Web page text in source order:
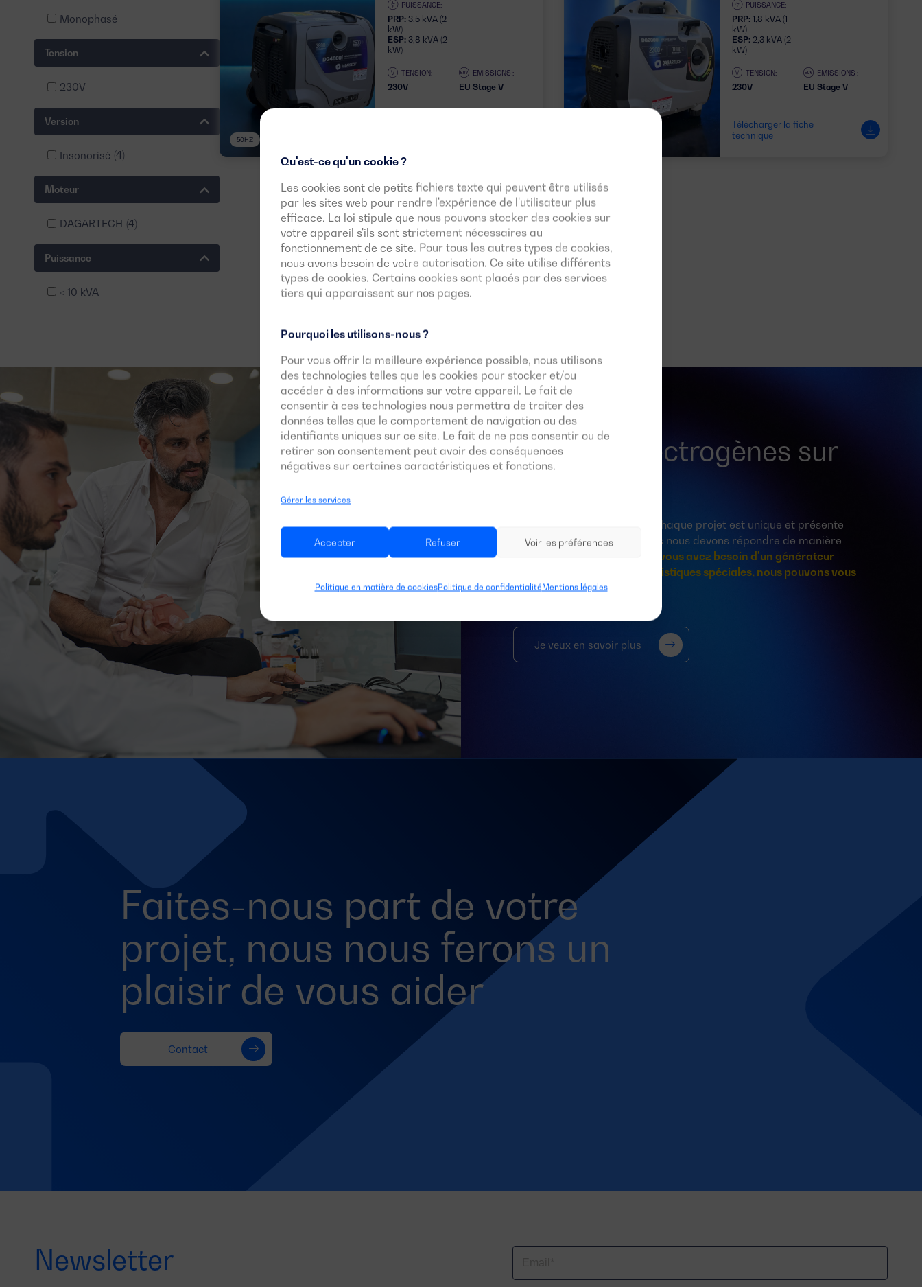
Qu'est-ce qu'un cookie ?
Les cookies sont de petits fichiers texte qui peuvent être utilisés
par les sites web pour rendre l'expérience de l'utilisateur plus
efficace. La loi stipule que nous pouvons stocker des cookies sur
votre appareil s'ils sont strictement nécessaires au
fonctionnement de ce site. Pour tous les autres types de cookies,
nous avons besoin de votre autorisation. Ce site utilise différents
types de cookies. Certains cookies sont placés par des services
tiers qui apparaissent sur nos pages.
Pourquoi les utilisons-nous ?
Pour vous offrir la meilleure expérience possible, nous utilisons
des technologies telles que les cookies pour stocker et/ou
accéder à des informations sur votre appareil. Le fait de
consentir à ces technologies nous permettra de traiter des
données telles que le comportement de navigation ou des
identifiants uniques sur ce site. Le fait de ne pas consentir ou de
retirer son consentement peut avoir des conséquences
négatives sur certaines caractéristiques et fonctions.
Gérer les services
Accepter Refuser Voir les préférences
Politique en matière de cookiesPolitique de confidentialitéMentions légales
Monophasé
Tension
230V
Version
Insonorisé (4)
Moteur
DAGARTECH (4)
Puissance
< 10 kVA
50HZ
PUISSANCE:
PRP: 3,5 kVA (2
kW)
ESP: 3,8 kVA (2
kW)
TENSION:
230V
EMISSIONS :
EU Stage V
PUISSANCE:
PRP: 1,8 kVA (1
kW)
ESP: 2,3 kVA (2
kW)
TENSION:
230V
EMISSIONS :
EU Stage V
Télécharger la fiche
technique
Groupes électrogènes sur
Comme tout corps céleste, chaque projet est unique et présente
des particularités auxquelles nous devons répondre de manière
Si vous avez besoin d'un générateur
électrique avec des caractéristiques spéciales, nous pouvons vous
aider.
Je veux en savoir plus
Faites-nous part de votre
projet, nous nous ferons un
plaisir de vous aider
Contact
Newsletter